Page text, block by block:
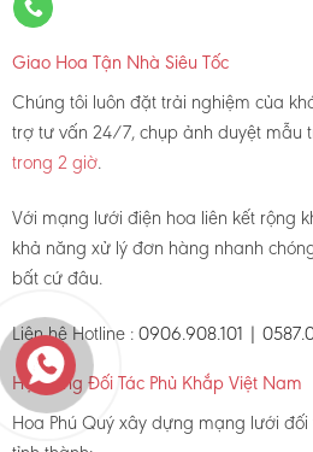
Giao Hoa Tận Nhà Siêu Tốc
Chúng tôi luôn đặt trải nghiệm của
trợ tư vấn 24/7, chụp ảnh duyệt mẫu
trong 2 giờ.
Với mạng lưới điện hoa liên kết rộng
khả năng xử lý đơn hàng nhanh
bất cứ đâu.
Liên hệ Hotline : 0906.908.101 |
Hệ thống Đối Tác Phủ Khắp Việt Nam
Hoa Phú Quý xây dựng mạng lưới